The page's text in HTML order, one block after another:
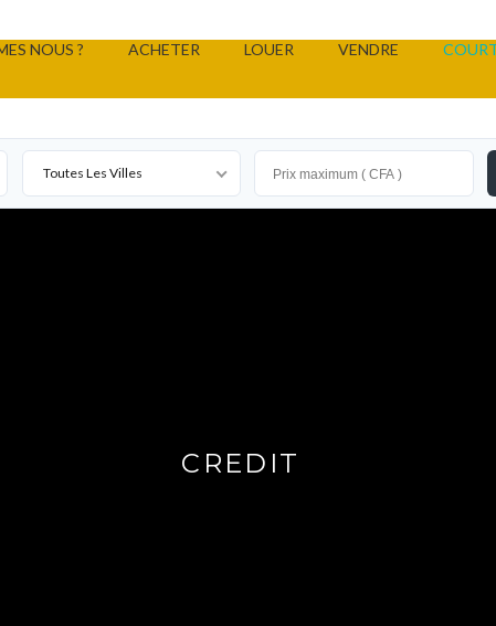
NOUS ? ACHETER LOUER VENDRE
Toutes Les Villes
CREDIT